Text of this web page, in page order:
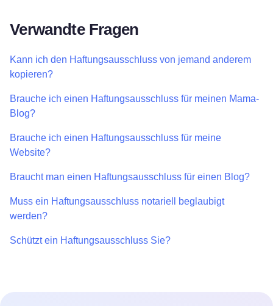
Verwandte Fragen
Kann ich den Haftungsausschluss von jemand anderem
kopieren?
Brauche ich einen Haftungsausschluss für meinen Mama-
Blog?
Brauche ich einen Haftungsausschluss für meine
Website?
Braucht man einen Haftungsausschluss für einen Blog?
Muss ein Haftungsausschluss notariell beglaubigt
werden?
Schützt ein Haftungsausschluss Sie?